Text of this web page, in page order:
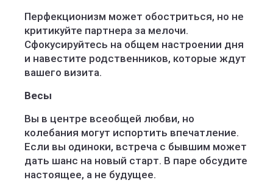
Перфекционизм может обостриться, но не
критикуйте партнера за мелочи.
Сфокусируйтесь на общем настроении дня
и навестите родственников, которые ждут
вашего визита.
Весы
Вы в центре всеобщей любви, но
колебания могут испортить впечатление.
Если вы одиноки, встреча с бывшим может
дать шанс на новый старт. В паре обсудите
настоящее, а не будущее.